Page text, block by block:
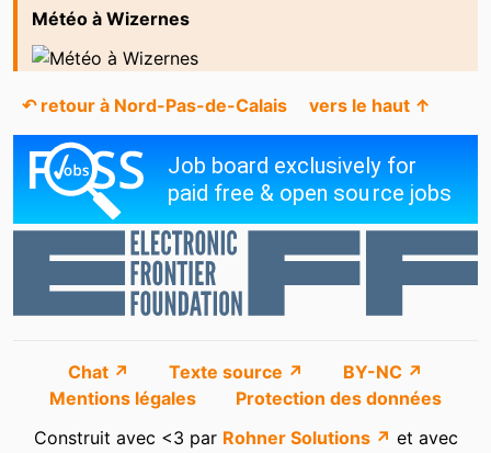
Météo à Wizernes
↶ retour à Nord-Pas-de-Calais vers le haut ↑
Chat ↗ Texte source ↗
BY-NC ↗
Mentions légales
Protection des données
Construit avec <3 par Rohner Solutions ↗ et avec